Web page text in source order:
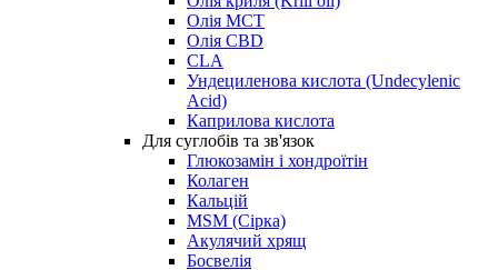
Олія МСТ
Олія CBD
CLA
Ундециленова кислота (Undecylenic
Acid)
Каприлова кислота
Для суглобів та зв'язок
Глюкозамін і хондроїтін
Колаген
Кальцій
MSM (Сірка)
Акулячий хрящ
Босвелія